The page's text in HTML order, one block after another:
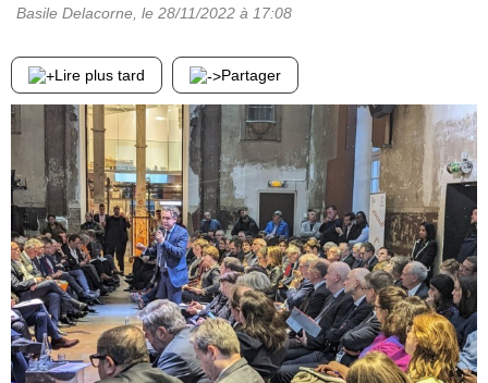
Basile Delacorne , le 28/11/2022 à 17:08
Lire plus tard Partager